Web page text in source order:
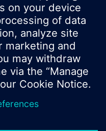
variëren per